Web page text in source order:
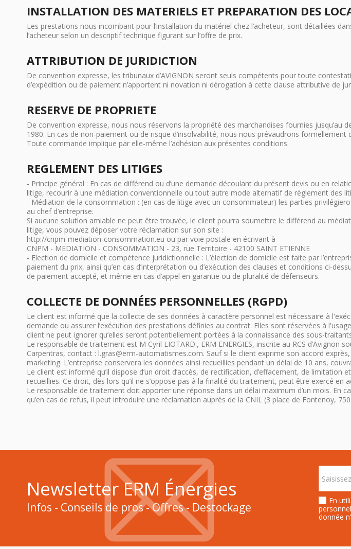
INSTALLATION DES MATERIELS ET PREPARATION DES
Les prestations nous incombant pour l’installation du matériel chez l’acheteur, sont détaillées
l’acheteur selon un descriptif technique figurant sur l’offre de prix.
ATTRIBUTION DE JURIDICTION
De convention expresse, les tribunaux d’AVIGNON seront seuls compétents pour toute
d’expédition ou de paiement n’apportent ni novation ni dérogation à cette clause attributive de
RESERVE DE PROPRIETE
De convention expresse, nous nous réservons la propriété des marchandises fournies
1980. En cas de non-paiement ou de risque d’insolvabilité, nous nous prévaudrons formellement
Toute commande implique par elle-même l’adhésion aux présentes conditions.
REGLEMENT DES LITIGES
- Principe général : En cas de différend ou d’une demande découlant du présent devis ou en
litige, recourir à une médiation conventionnelle ou tout autre mode alternatif de règlement des
- Médiation de la consommation : (en cas de litige avec un consommateur) les parties
au chef d’entreprise.
Si aucune solution amiable ne peut être trouvée, le client pourra soumettre le différend au
litige, vous pouvez déposer votre réclamation sur son site :
http://cnpm-mediation-consommation.eu ou par voie postale en écrivant à
CNPM - MEDIATION - CONSOMMATION - 23, rue Territoire - 42100 SAINT ETIENNE
- Election de domicile et compétence juridictionnelle : L’élection de domicile est faite par
paiement du prix, ainsi qu’en cas d’interprétation ou d’exécution des clauses et conditions ci-
de paiement accepté, et même en cas d’appel en garantie ou de pluralité de défenseurs.
COLLECTE DE DONNÉES PERSONNELLES (RGPD)
Le client est informé que la collecte de ses données à caractère personnel est nécessaire à
demande ou assurer l’exécution des prestations définies au contrat. Elles sont réservées à
client ne peut ignorer qu’elles seront potentiellement portées à la connaissance des sous-
Le responsable de traitement est M Cyril LIOTARD., ERM ENERGIES, inscrite au RCS
Carpentras, contact : l.gras@erm-automatismes.com. Sauf si le client exprime son accord
marketing. L’entreprise conservera les données ainsi recueillies pendant un délai de 10 ans,
Le client est informé qu’il dispose d’un droit d’accès, de rectification, d’effacement, de
recueillies. Ce droit, dès lors qu’il ne s’oppose pas à la finalité du traitement, peut être exercé
Le responsable de traitement doit apporter une réponse dans un délai maximum d’un mois.
qu’en cas de refus, il peut introduire une réclamation auprès de la CNIL (3 place de Fontenoy,
Newsletter ERM Énergies
Infos - Conseils de pros - Offres - Destockage
En
donnée